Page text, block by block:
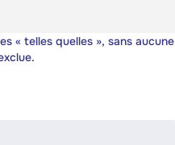
« telles quelles », sans aucune